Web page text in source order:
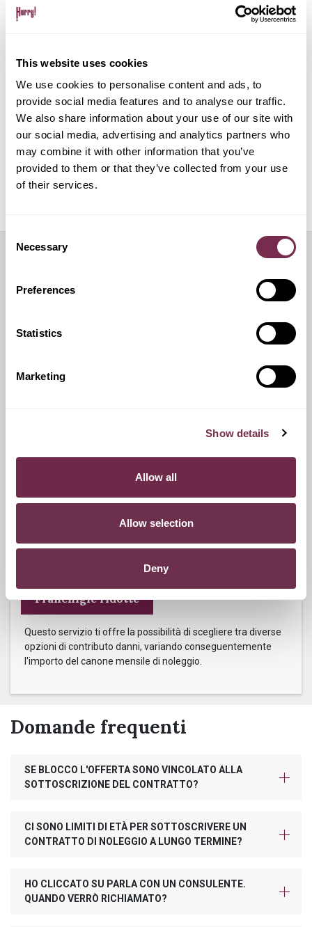
This website uses cookies
We use cookies to personalise content and ads, to
provide social media features and to analyse our traffic.
We also share information about your use of our site with
our social media, advertising and analytics partners who
may combine it with other information that you’ve
provided to them or that they’ve collected from your use
of their services.
Consent
Selection
Necessary
Preferences
Statistics
Marketing
Show details
Allow all
Allow selection
Deny
Gestione pratiche amministrative e multe
Gestione del noleggio tramite app su dispositivo
mobile
ALPHABET PAPERLESS Digital Onboarding
Off Mode: sospensione temporanea del noleggio
Ritiro Usato
I nostri esperti ti forniranno una valutazione gratuita della
Durante i mesi invernali potrai equipaggiare la tua vettura
dotazione), o in alternativa, qualora fosse possibile, con
Franchigie ridotte
Questo servizio ti offre la possibilità di scegliere tra diverse
opzioni di contributo danni, variando conseguentemente
l'importo del canone mensile di noleggio.
Domande frequenti
SE BLOCCO L'OFFERTA SONO VINCOLATO ALLA
SOTTOSCRIZIONE DEL CONTRATTO?
CI SONO LIMITI DI ETÀ PER SOTTOSCRIVERE UN
CONTRATTO DI NOLEGGIO A LUNGO TERMINE?
HO CLICCATO SU PARLA CON UN CONSULENTE.
QUANDO VERRÒ RICHIAMATO?